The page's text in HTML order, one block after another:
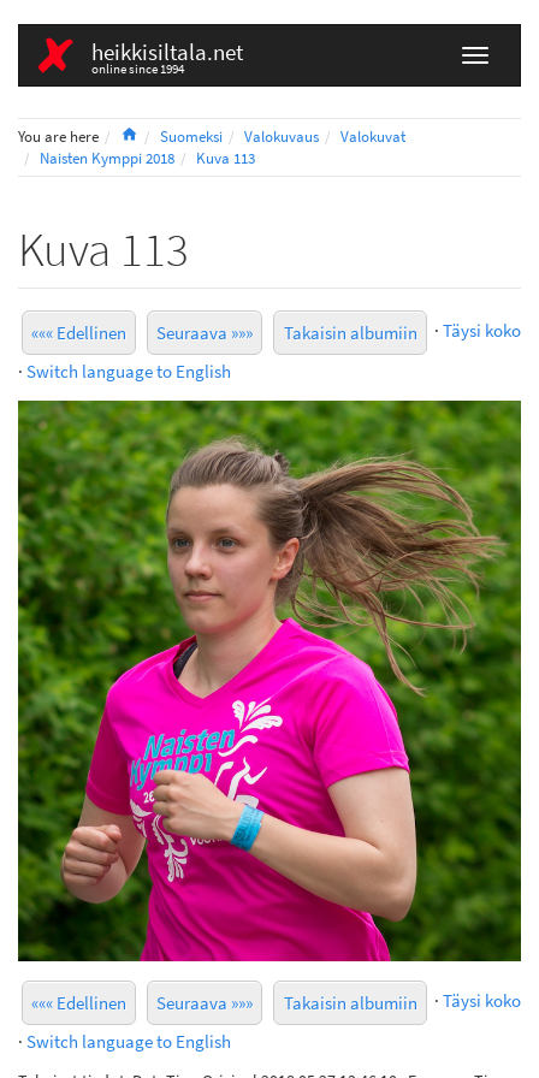
heikkisiltala.net
online since 1994
You are here HomeSuomeksi Valokuvaus
Valokuvat
Naisten Kymppi 2018
Kuva 113
Kuva 113
««« Edellinen Seuraava »»» Takaisin albumiin · Täysi koko
· Switch language to English
««« Edellinen Seuraava »»» Takaisin albumiin · Täysi koko
· Switch language to English